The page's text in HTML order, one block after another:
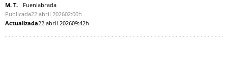
M. T.
Fuenlabrada
Publicada22 abril 202602:00h
Actualizada22 abril 202609:42h